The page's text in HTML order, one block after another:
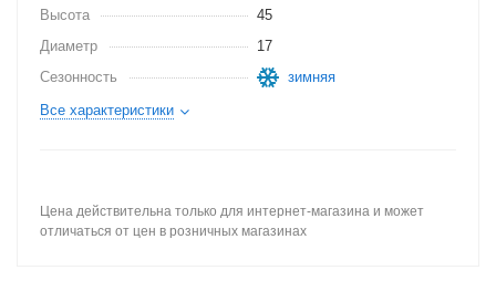
Высота
45
Диаметр
17
Сезонность
зимняя
Все характеристики
Цена действительна только для интернет-магазина и может
отличаться от цен в розничных магазинах